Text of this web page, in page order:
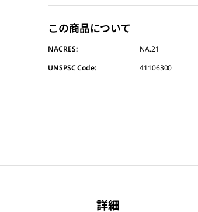
この商品について
NACRES:
NA.21
UNSPSC Code:
41106300
詳細